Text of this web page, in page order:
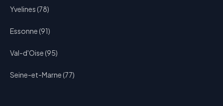
Yvelines (78)
Essonne (91)
Val-d'Oise (95)
Seine-et-Marne (77)